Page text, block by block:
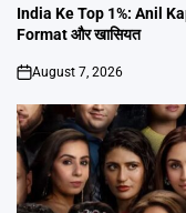
IN
India Ke Top 1%: Anil
Format और खासियत
on
August 7, 2026